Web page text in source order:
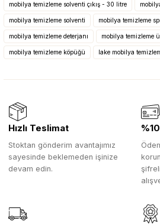
mobilya temizleme solventi çıkış - 30 litre
mobilya temizleme solventi mobilya temizleme
mobilya temizleme deterjanı mobilya temizleme
mobilya temizleme köpüğü lake mobilya
Hızlı Teslimat
Stoktan gönderim avantajımız
sayesinde beklemeden işinize
devam edin.